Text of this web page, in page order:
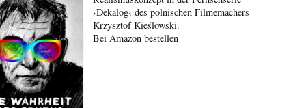
›Dekalog‹ des polnischen Filmemachers
Krzysztof Kieślowski.
Bei Amazon bestellen